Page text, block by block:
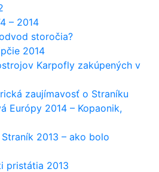
– 2014
storočia?
2014
Karpofly zakúpených v
zaujímavosť o Straníku
Európy 2014 – Kopaonik,
2013 – ako bolo
pristátia 2013